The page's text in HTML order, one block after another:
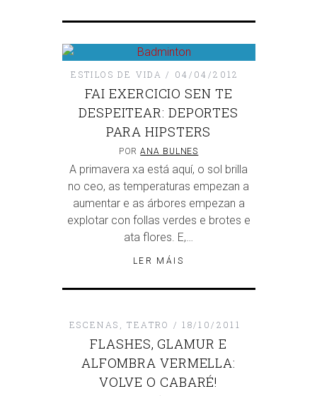
ESTILOS DE VIDA 04/04/2012
FAI EXERCICIO SEN TE
DESPEITEAR: DEPORTES
PARA HIPSTERS
PORANA BULNES
A primavera xa está aquí, o sol brilla
no ceo, as temperaturas empezan a
aumentar e as árbores empezan a
explotar con follas verdes e brotes e
ata flores. E,…
LER MÁIS
ESCENAS ,TEATRO 18/10/2011
FLASHES, GLAMUR E
ALFOMBRA VERMELLA:
VOLVE O CABARÉ!